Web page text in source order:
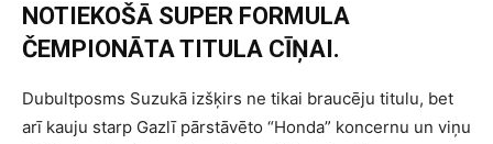
NOTIEKOŠĀ SUPER FORMULA
ČEMPIONĀTA TITULA CĪŅAI.
Dubultposms Suzukā izšķirs ne tikai braucēju titulu, bet
arī kauju starp Gazlī pārstāvēto “Honda” koncernu un viņu